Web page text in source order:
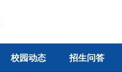
校园动态 招生问答